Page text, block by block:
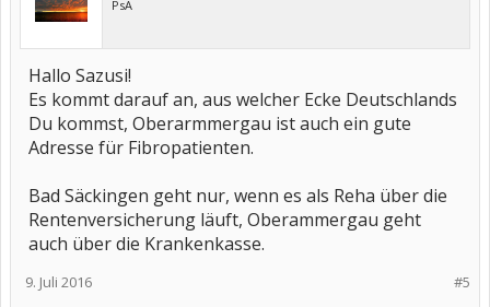
PsA
Hallo Sazusi!
Es kommt darauf an, aus welcher Ecke Deutschlands
Du kommst, Oberarmmergau ist auch ein gute
Adresse für Fibropatienten.
Bad Säckingen geht nur, wenn es als Reha über die
Rentenversicherung läuft, Oberammergau geht
auch über die Krankenkasse.
#5
9. Juli 2016